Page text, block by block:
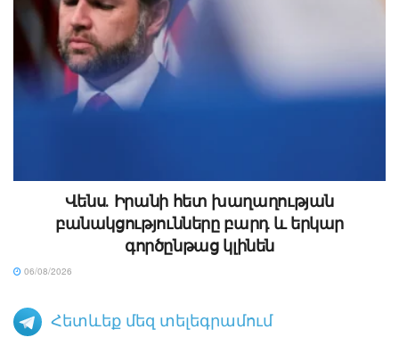
Վենս․ Իրանի հետ խաղաղության
բանակցությունները բարդ և երկար
գործընթաց կլինեն
06/08/2026
Հետևեք մեզ տելեգրամում